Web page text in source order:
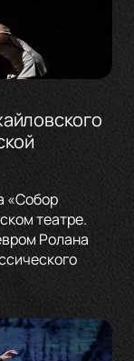
«Собор
театре.
Ролана